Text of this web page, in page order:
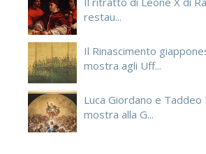
restau...
Il Rinascimento
mostra agli Uff...
Luca Giordano e Taddeo
mostra alla G...